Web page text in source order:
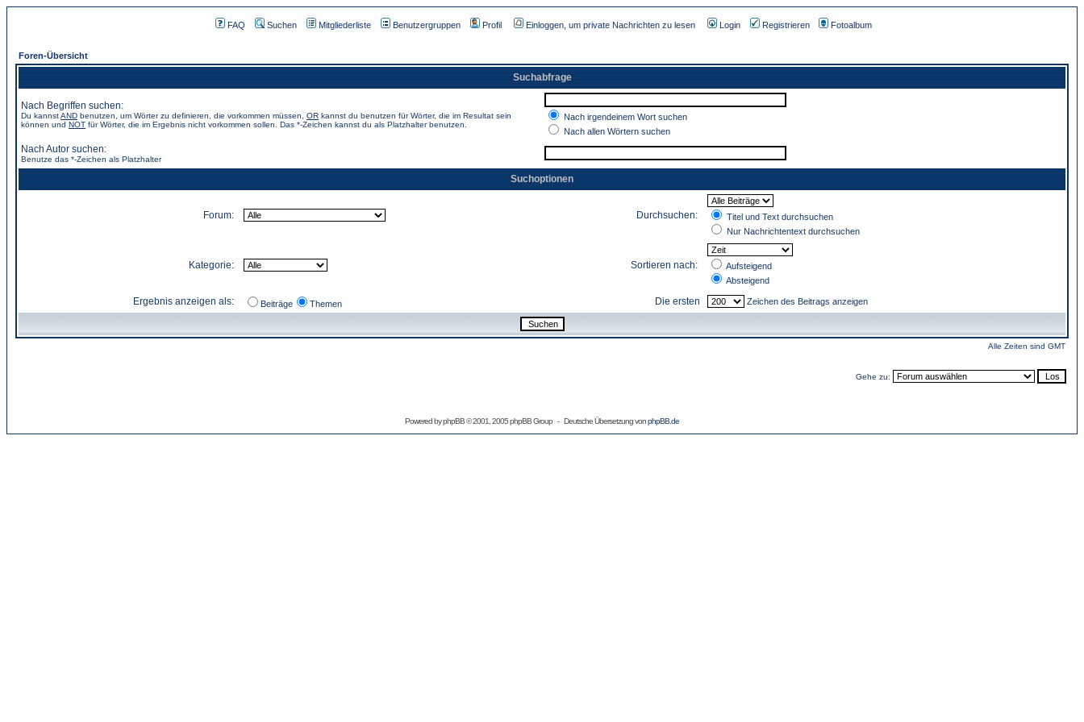
FAQ Suchen Mitgliederliste Benutzergruppen Profil Einloggen, um private Nachrichten zu lesen Login Registrieren Fotoalbum
Foren-Übersicht
Suchabfrage
Nach Begriffen suchen:
Du kannstAND benutzen, um Wörter zu definieren, die vorkommen müssen, OR kannst du benutzen für Wörter, die im Resultat sein
können und NOT für Wörter, die im Ergebnis nicht vorkommen sollen. Das *-Zeichen kannst du als Platzhalter benutzen.
Nach irgendeinem Wort suchen
Nach allen Wörtern suchen
Nach Autor suchen:
Benutze das *-Zeichen als Platzhalter
Suchoptionen
Forum: Durchsuchen:
Titel und Text durchsuchen
Nur Nachrichtentext durchsuchen
Kategorie: Sortieren nach:
Aufsteigend
Absteigend
Ergebnis anzeigen als: Beiträge Themen Die ersten Zeichen des Beitrags anzeigen
Alle Zeiten sind GMT
Gehe zu:
Powered byphpBB© 2001, 2005 phpBB Group - Deutsche Übersetzung vonphpBB.de